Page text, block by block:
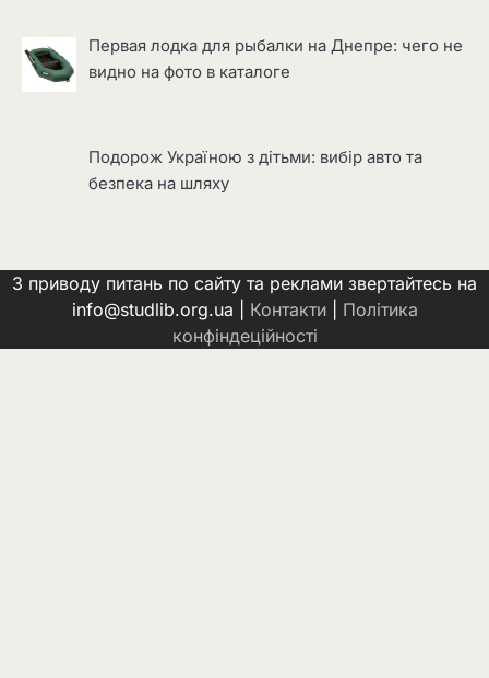
Первая лодка для рыбалки на Днепре: чего не
видно на фото в каталоге
Подорож Україною з дітьми: вибір авто та
безпека на шляху
З приводу питань по сайту та реклами звертайтесь на
info@studlib.org.ua | Контакти| Політика
конфіндеційності